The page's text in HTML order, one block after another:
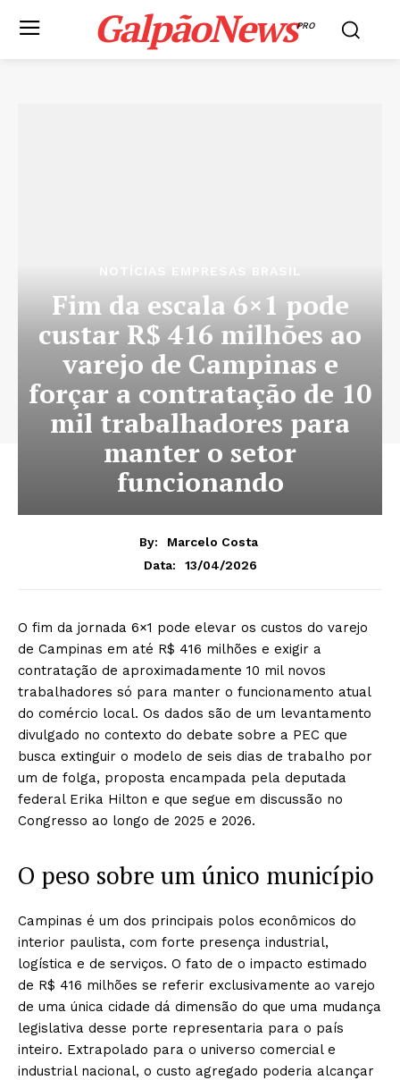
GalpãoNewsPRO
Fim da escala 6×1 pode
custar R$ 416 milhões ao
varejo de Campinas e
forçar a contratação de 10
mil trabalhadores para
manter o setor
funcionando
By:
Marcelo Costa
Data:
13/04/2026
O fim da jornada 6×1 pode elevar os custos do varejo
de Campinas em até R$ 416 milhões e exigir a
contratação de aproximadamente 10 mil novos
trabalhadores só para manter o funcionamento atual
do comércio local. Os dados são de um levantamento
divulgado no contexto do debate sobre a PEC que
busca extinguir o modelo de seis dias de trabalho por
um de folga, proposta encampada pela deputada
federal Erika Hilton e que segue em discussão no
Congresso ao longo de 2025 e 2026.
O peso sobre um único município
Campinas é um dos principais polos econômicos do
interior paulista, com forte presença industrial,
logística e de serviços. O fato de o impacto estimado
de R$ 416 milhões se referir exclusivamente ao varejo
de uma única cidade dá dimensão do que uma mudança
legislativa desse porte representaria para o país
inteiro. Extrapolado para o universo comercial e
industrial nacional, o custo agregado poderia alcançar